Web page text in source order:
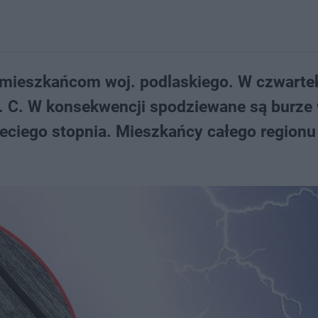
woj. podlaskiego. W
W konsekwencji spodziewane są burze
stopnia. Mieszkańcy całego